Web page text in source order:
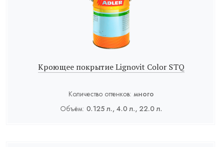
Кроющее покрытие Lignovit Color STQ
Количество оттенков: много
Объём: 0.125 л., 4.0 л., 22.0 л.